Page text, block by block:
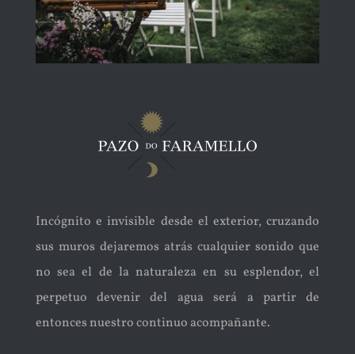
Incógnito e invisible desde el exterior, cruzando
sus muros dejaremos atrás cualquier sonido que
no sea el de la naturaleza en su esplendor, el
perpetuo devenir del agua será a partir de
entonces nuestro continuo acompañante.